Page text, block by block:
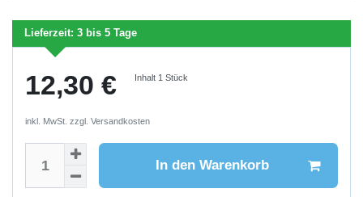
Lieferzeit: 3 bis 5 Tage
12,30 € Inhalt 1Stück
inkl. MwSt. zzgl. Versandkosten
In den Warenkorb